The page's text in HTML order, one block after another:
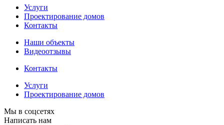
Услуги
Проектирование домов
Контакты
Наши объекты
Видеоотзывы
Контакты
Услуги
Проектирование домов
Мы в соцсетях
Написать нам